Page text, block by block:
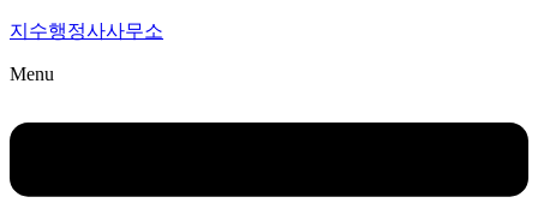
지수행정사사무소
Menu